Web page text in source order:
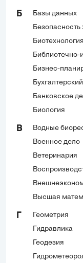
Б
Базы данных
Безопасность
Биотехнология
Библиотечно-
Бизнес-
Банковское
Биология
В
Водные
Военное дело
Ветеринария
Высшая
Геометрия
Гидравлика
Геодезия